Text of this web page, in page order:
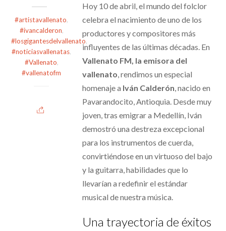
#artistavallenato,
#ivancalderon,
#losgigantesdelvallenato,
#noticiasvallenatas,
#Vallenato,
#vallenatofm
Hoy 10 de abril, el mundo del folclor
celebra el nacimiento de uno de los
productores y compositores más
influyentes de las últimas décadas. En
Vallenato FM, la emisora del
vallenato , rendimos un especial
homenaje a Iván Calderón , nacido en
Pavarandocito, Antioquia. Desde muy
joven, tras emigrar a Medellín, Iván
demostró una destreza excepcional
para los instrumentos de cuerda,
convirtiéndose en un virtuoso del bajo
y la guitarra, habilidades que lo
llevarían a redefinir el estándar
musical de nuestra música.
Una trayectoria de éxitos